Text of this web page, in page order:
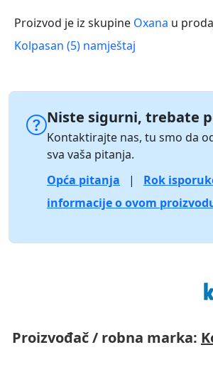
Proizvod je iz skupine Oxana u
Kolpasan (5) namještaj
Niste sigurni, trebate
Kontaktirajte nas, tu smo da
sva vaša pitanja.
Opća pitanja
|
Rok
informacije o ovom
Proizvođač / robna marka: